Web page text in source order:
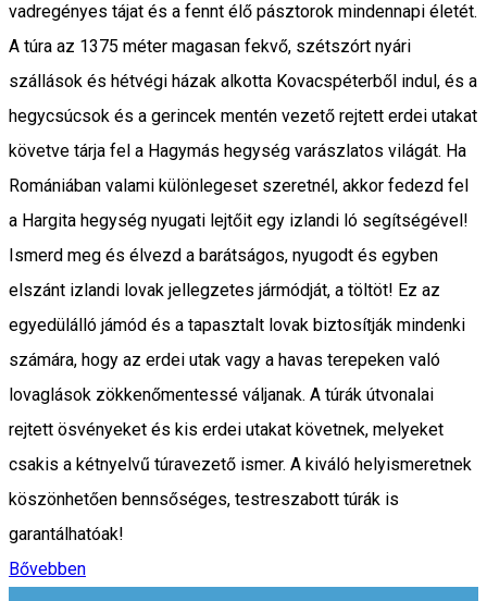
vadregényes tájat és a fennt élő pásztorok mindennapi életét.
A túra az 1375 méter magasan fekvő, szétszórt nyári
szállások és hétvégi házak alkotta Kovacspéterből indul, és a
hegycsúcsok és a gerincek mentén vezető rejtett erdei utakat
követve tárja fel a Hagymás hegység varászlatos világát. Ha
Romániában valami különlegeset szeretnél, akkor fedezd fel
a Hargita hegység nyugati lejtőit egy izlandi ló segítségével!
Ismerd meg és élvezd a barátságos, nyugodt és egyben
elszánt izlandi lovak jellegzetes jármódját, a töltöt! Ez az
egyedülálló jámód és a tapasztalt lovak biztosítják mindenki
számára, hogy az erdei utak vagy a havas terepeken való
lovaglások zökkenőmentessé váljanak. A túrák útvonalai
rejtett ösvényeket és kis erdei utakat követnek, melyeket
csakis a kétnyelvű túravezető ismer. A kiváló helyismeretnek
köszönhetően bennsőséges, testreszabott túrák is
garantálhatóak!
Bővebben